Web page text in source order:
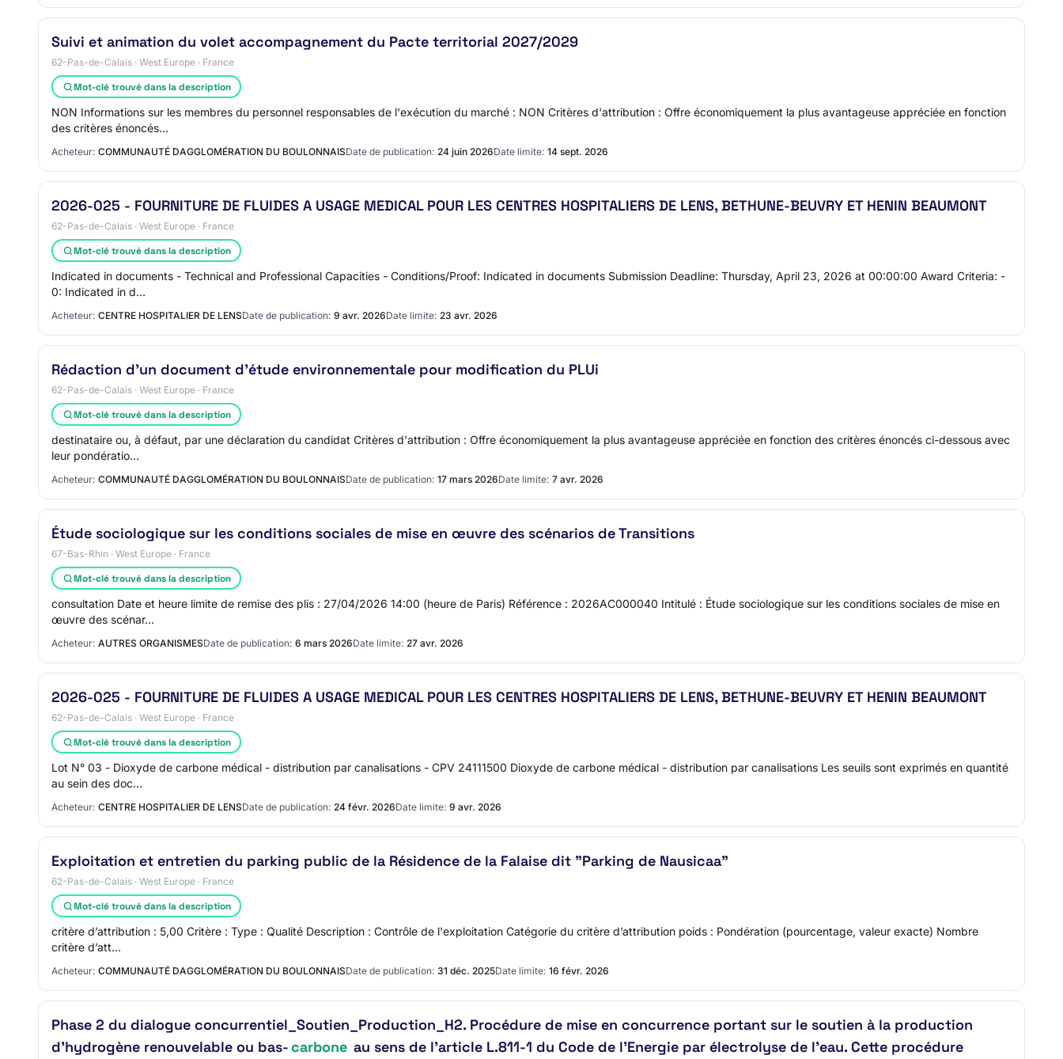
Suivi et animation du volet accompagnement du Pacte territorial 2027/2029
62-Pas-de-Calais · West Europe · France
Mot-clé trouvé dans la description
NON Informations sur les membres du personnel responsables de l'exécution du marché : NON Critères d'attribution : Offre économiquement la plus avantageuse appréciée en fonction
des critères énoncés…
Acheteur: COMMUNAUTÉ DAGGLOMÉRATION DU BOULONNAISDate de publication: 24 juin 2026Date limite: 14 sept. 2026
2026-025 - FOURNITURE DE FLUIDES A USAGE MEDICAL POUR LES CENTRES HOSPITALIERS DE LENS, BETHUNE-BEUVRY ET HENIN BEAUMONT
62-Pas-de-Calais · West Europe · France
Mot-clé trouvé dans la description
Indicated in documents - Technical and Professional Capacities - Conditions/Proof: Indicated in documents Submission Deadline: Thursday, April 23, 2026 at 00:00:00 Award Criteria: -
0: Indicated in d…
Acheteur: CENTRE HOSPITALIER DE LENSDate de publication: 9 avr. 2026Date limite: 23 avr. 2026
Rédaction d'un document d'étude environnementale pour modification du PLUi
62-Pas-de-Calais · West Europe · France
Mot-clé trouvé dans la description
destinataire ou, à défaut, par une déclaration du candidat Critères d'attribution : Offre économiquement la plus avantageuse appréciée en fonction des critères énoncés ci-dessous avec
leur pondératio…
Acheteur: COMMUNAUTÉ DAGGLOMÉRATION DU BOULONNAISDate de publication: 17 mars 2026Date limite: 7 avr. 2026
Étude sociologique sur les conditions sociales de mise en œuvre des scénarios de Transitions
67-Bas-Rhin · West Europe · France
Mot-clé trouvé dans la description
consultation Date et heure limite de remise des plis : 27/04/2026 14:00 (heure de Paris) Référence : 2026AC000040 Intitulé : Étude sociologique sur les conditions sociales de mise en
œuvre des scénar…
Acheteur: AUTRES ORGANISMESDate de publication: 6 mars 2026Date limite: 27 avr. 2026
2026-025 - FOURNITURE DE FLUIDES A USAGE MEDICAL POUR LES CENTRES HOSPITALIERS DE LENS, BETHUNE-BEUVRY ET HENIN BEAUMONT
62-Pas-de-Calais · West Europe · France
Mot-clé trouvé dans la description
Lot N° 03 - Dioxyde de carbone médical - distribution par canalisations - CPV 24111500 Dioxyde de carbone médical - distribution par canalisations Les seuils sont exprimés en quantité
au sein des doc…
Acheteur: CENTRE HOSPITALIER DE LENSDate de publication: 24 févr. 2026Date limite: 9 avr. 2026
Exploitation et entretien du parking public de la Résidence de la Falaise dit "Parking de Nausicaa"
62-Pas-de-Calais · West Europe · France
Mot-clé trouvé dans la description
critère d’attribution : 5,00 Critère : Type : Qualité Description : Contrôle de l'exploitation Catégorie du critère d’attribution poids : Pondération (pourcentage, valeur exacte) Nombre
critère d’att…
Acheteur: COMMUNAUTÉ DAGGLOMÉRATION DU BOULONNAISDate de publication: 31 déc. 2025Date limite: 16 févr. 2026
Phase 2 du dialogue concurrentiel_Soutien_Production_H2. Procédure de mise en concurrence portant sur le soutien à la production
d’hydrogène renouvelable ou bas-carbone au sens de l’article L.811-1 du Code de l’Energie par électrolyse de l’eau. Cette procédure